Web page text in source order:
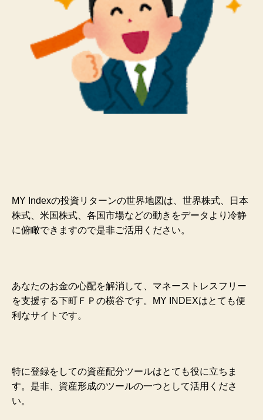
MY Indexの投資リターンの世界地図は、世界株式、日本
株式、米国株式、各国市場などの動きをデータより冷静
に俯瞰できますので是非ご活用ください。
あなたのお金の心配を解消して、マネーストレスフリー
を支援する下町ＦＰの横谷です。MY INDEXはとても便
利なサイトです。
特に登録をしての資産配分ツールはとても役に立ちま
す。是非、資産形成のツールの一つとして活用くださ
い。